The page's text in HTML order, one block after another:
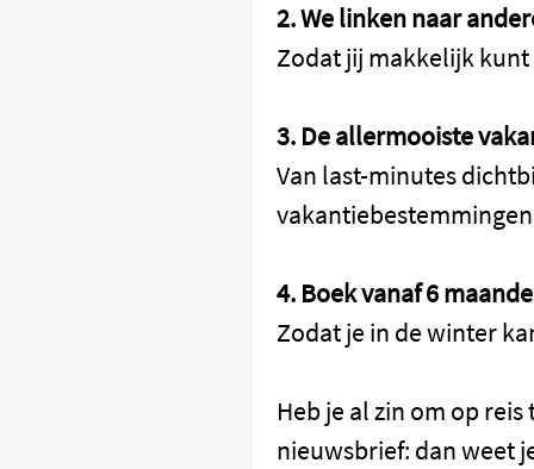
2. We linken naar
Zodat jij makkelijk
3. De allermooiste
Van last-minutes
vakantiebestemmingen
4. Boek vanaf 6
Zodat je in de winter
Heb je al zin om op
nieuwsbrief: dan weet